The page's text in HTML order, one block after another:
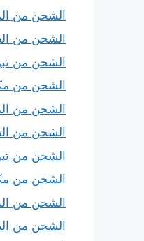
الشحن من
الشحن من
الشحن من
الشحن من
الشحن من
الشحن من
الشحن من
الشحن من
الشحن من
الشحن من